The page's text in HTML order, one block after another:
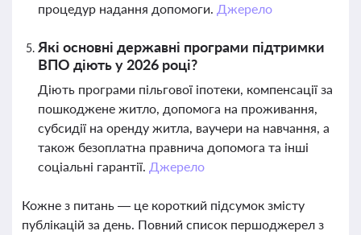
процедур надання допомоги. Джерело
Які основні державні програми підтримки
ВПО діють у 2026 році?
Діють програми пільгової іпотеки, компенсації за
пошкоджене житло, допомога на проживання,
субсидії на оренду житла, ваучери на навчання, а
також безоплатна правнича допомога та інші
соціальні гарантії. Джерело
Кожне з питань — це короткий підсумок змісту
публікацій за день. Повний список першоджерел з